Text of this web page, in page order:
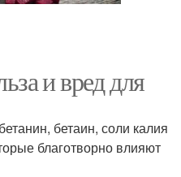
и вред для
бетаин, соли калия
благотворно влияют